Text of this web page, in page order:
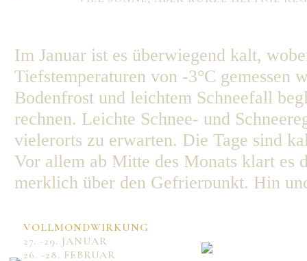
15
16171819 20 21
2223 24252627 28
293031
Im Januar ist es überwiegend kalt,
Tiefstemperaturen von -3°C gemessen
Bodenfrost und leichtem Schneefall
rechnen. Leichte Schnee- und
vielerorts zu erwarten. Die Tage sind
Vor allem ab Mitte des Monats klart es
merklich über den Gefrierpunkt. Hin
Ende des Monats wird es wieder
wieder auf 0°C fallen. Tief Veronica
VOLLMONDWIRKUNG
27. -29. JANUAR
26. -28. FEBRUAR